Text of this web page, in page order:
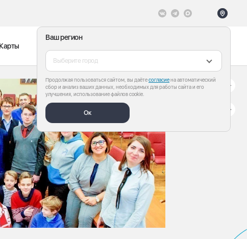
Ваш регион
Выберите город
Продолжая пользоваться сайтом, вы даётесогласиена автоматический
сбор и анализ ваших данных, необходимых для работы сайта и его
улучшения, использование файлов cookie.
Ок
Карты